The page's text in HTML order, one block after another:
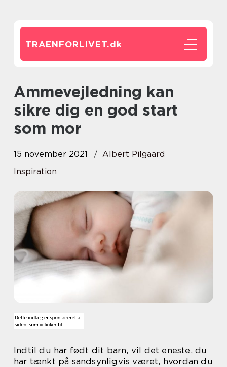
TRAENFORLIVET.dk
Ammevejledning kan
sikre dig en god start
som mor
15 november 2021
Albert Pilgaard
Inspiration
Indtil du har født dit barn, vil det eneste, du
har tænkt på sandsynligvis været, hvordan du